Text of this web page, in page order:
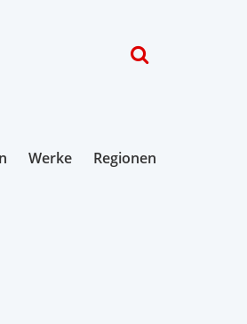
Werke Regionen